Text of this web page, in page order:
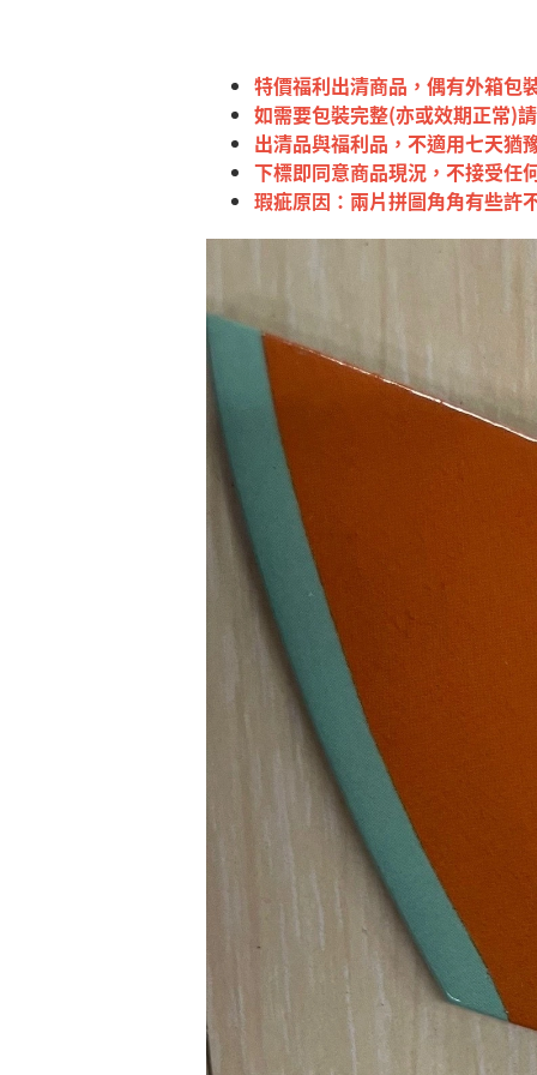
特價福利出清商品，偶有外箱包
如需要包裝完整(亦或效期正常)
出清品與福利品，不適用七天猶
下標即同意商品現況，不接受任
瑕疵原因：兩片拼圖角角有些許